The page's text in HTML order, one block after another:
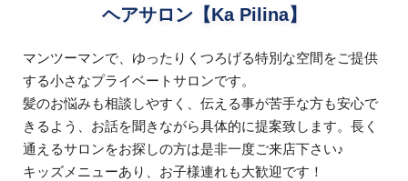
ヘアサロン【Ka Pilina】
マンツーマンで、ゆったりくつろげる特別な空間をご提供
する小さなプライベートサロンです。
髪のお悩みも相談しやすく、伝える事が苦手な方も安心で
きるよう、お話を聞きながら具体的に提案致します。長く
通えるサロンをお探しの方は是非一度ご来店下さい♪
キッズメニューあり、お子様連れも大歓迎です！